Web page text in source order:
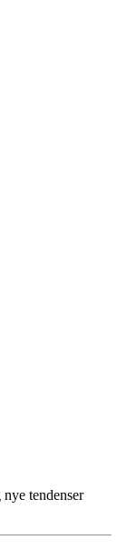
tendenser